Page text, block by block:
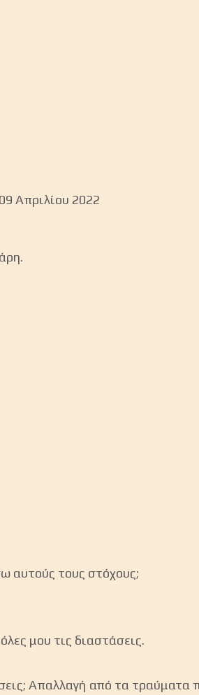
Απριλίου 2022
αυτούς τους στόχους;
μου τις διαστάσεις.
Απαλλαγή από τα